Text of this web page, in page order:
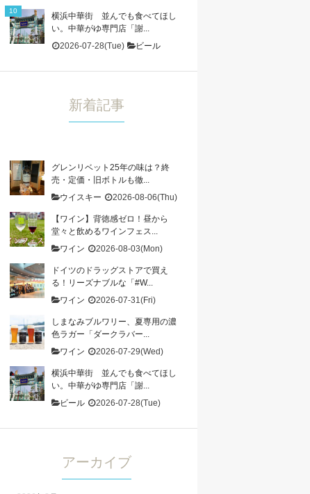
横浜中華街 並んでも食べてほし
い。中華がゆ専門店「謝...
2026-07-28(Tue)
ビール
新着記事
グレンリベット25年の味は？終
売・定価・旧ボトルも徹...
ウイスキー
2026-08-06(Thu)
【ワイン】背徳感ゼロ！昼から
堂々と飲めるワインフェス...
ワイン
2026-08-03(Mon)
ドイツのドラッグストアで買え
る！リーズナブルな「#W...
ワイン
2026-07-31(Fri)
しまなみブルワリー、夏専用の濃
色ラガー「ダークラバー...
ワイン
2026-07-29(Wed)
横浜中華街 並んでも食べてほし
い。中華がゆ専門店「謝...
ビール
2026-07-28(Tue)
アーカイブ